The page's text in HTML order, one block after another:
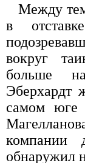
Между
в
вокруг
больше
Эберхардт
самом юге
компании
обнаружил